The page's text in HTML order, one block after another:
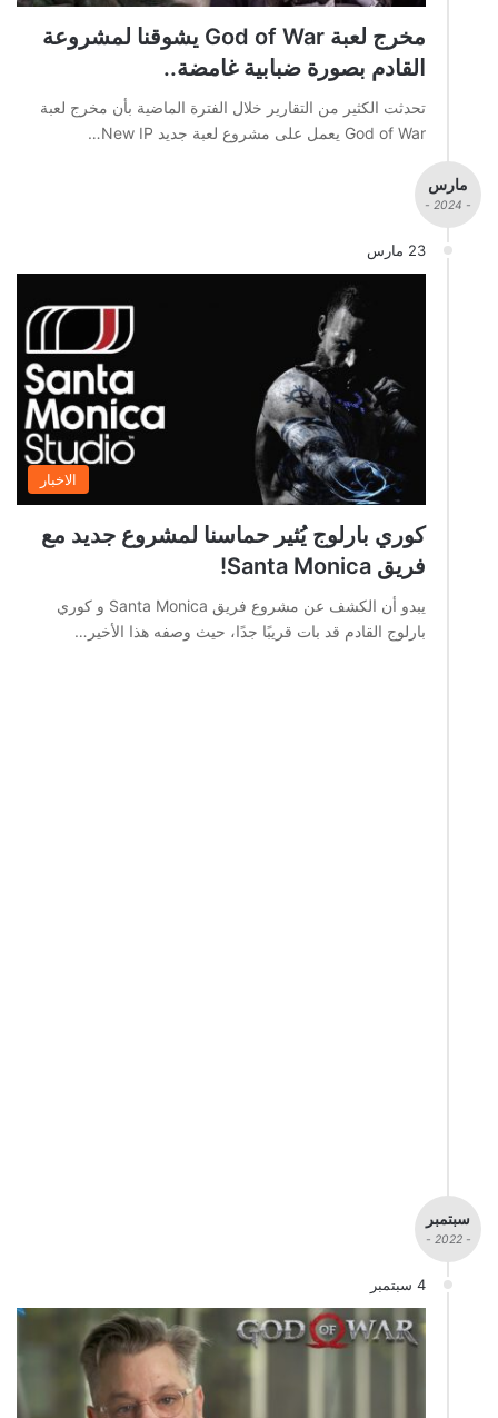
مخرج لعبة God of War يشوقنا لمشروعة
القادم بصورة ضبابية غامضة..
تحدثت الكثير من التقارير خلال الفترة الماضية بأن مخرج لعبة
God of War يعمل على مشروع لعبة جديد New IP…
مارس
- 2024 -
23 مارس
الاخبار
كوري بارلوج يُثير حماسنا لمشروع جديد مع
فريق Santa Monica!
يبدو أن الكشف عن مشروع فريق Santa Monica و كوري
بارلوج القادم قد بات قريبًا جدًا، حيث وصفه هذا الأخير…
سبتمبر
- 2022 -
4 سبتمبر